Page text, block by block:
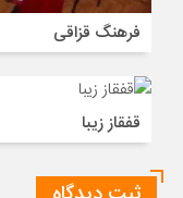
فرهنگ قزاقی
قفقاز زیبا